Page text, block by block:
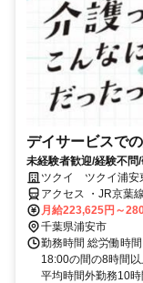
デイサービスで
未経験者歓迎/経験不問
介護職員求人】
ツクイ ツクイ浦安
アクセス ・JR京葉
らバス乗車、「東海
月給223,625円～
千葉県浦安市
勤務時間 総労働時
18:00の間の8時間
平均時間外勤務10時